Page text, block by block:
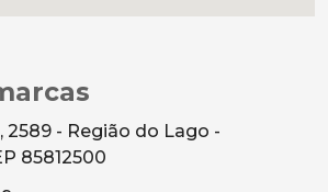
2589 - Região do Lago -
85812500